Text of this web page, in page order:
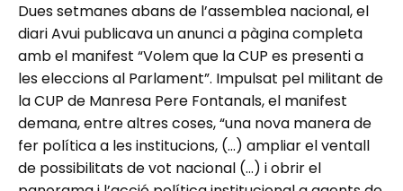
Dues setmanes abans de l’assemblea nacional, el
diari Avui publicava un anunci a pàgina completa
amb el manifest “Volem que la CUP es presenti a
les eleccions al Parlament”. Impulsat pel militant de
la CUP de Manresa Pere Fontanals, el manifest
demana, entre altres coses, “una nova manera de
fer política a les institucions, (…) ampliar el ventall
de possibilitats de vot nacional (…) i obrir el